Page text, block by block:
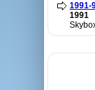
1991-
1991